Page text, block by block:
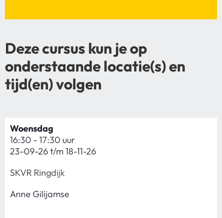
Deze cursus kun je op
onderstaande locatie(s) en
tijd(en) volgen
Woensdag
16:30 - 17:30 uur
23-09-26 t/m 18-11-26
SKVR Ringdijk
Anne Gilijamse